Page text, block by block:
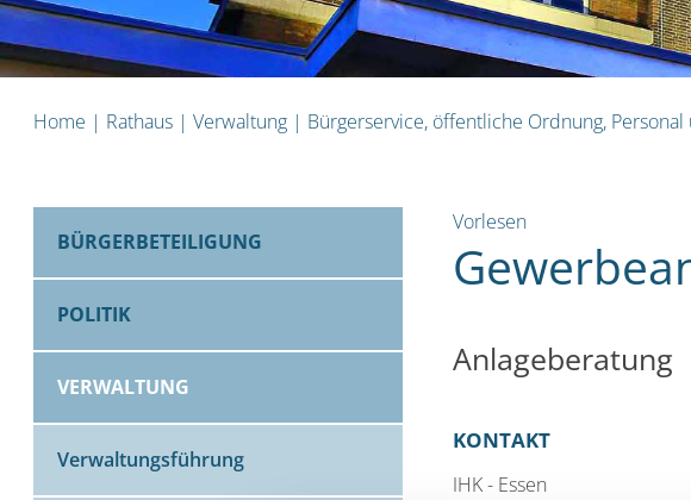
Home | Rathaus | Verwaltung | Bürgerservice, öffentliche Ordnung, Personal
BÜRGERBETEILIGUNG
POLITIK
VERWALTUNG
Verwaltungsführung
Vorlesen
Anlageberatung
KONTAKT
IHK - Essen